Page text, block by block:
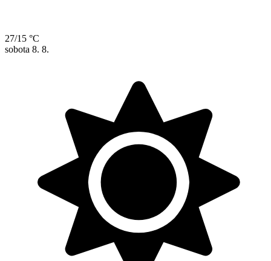
27/15 °C
sobota 8. 8.